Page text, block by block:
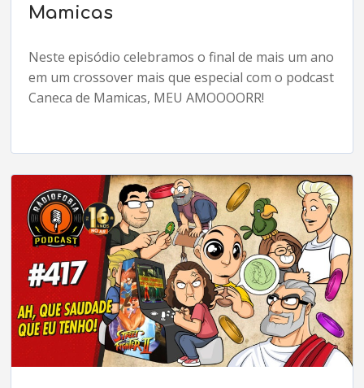
Mamicas
Neste episódio celebramos o final de mais um ano
em um crossover mais que especial com o podcast
Caneca de Mamicas, MEU AMOOOORR!